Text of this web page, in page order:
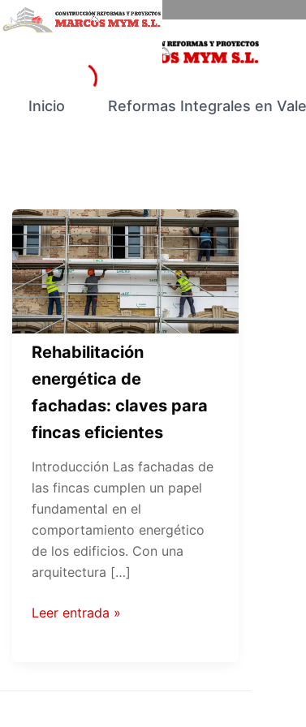
al
Inicio Reformas Integrales en
rehabilitación
Rehabilitación
energética de
fachadas: claves para
fincas eficientes
Introducción Las fachadas de
las fincas cumplen un papel
fundamental en el
comportamiento energético
de los edificios. Con una
arquitectura […]
Rehabilitación
energética
fachadas:
para
Leer entrada »